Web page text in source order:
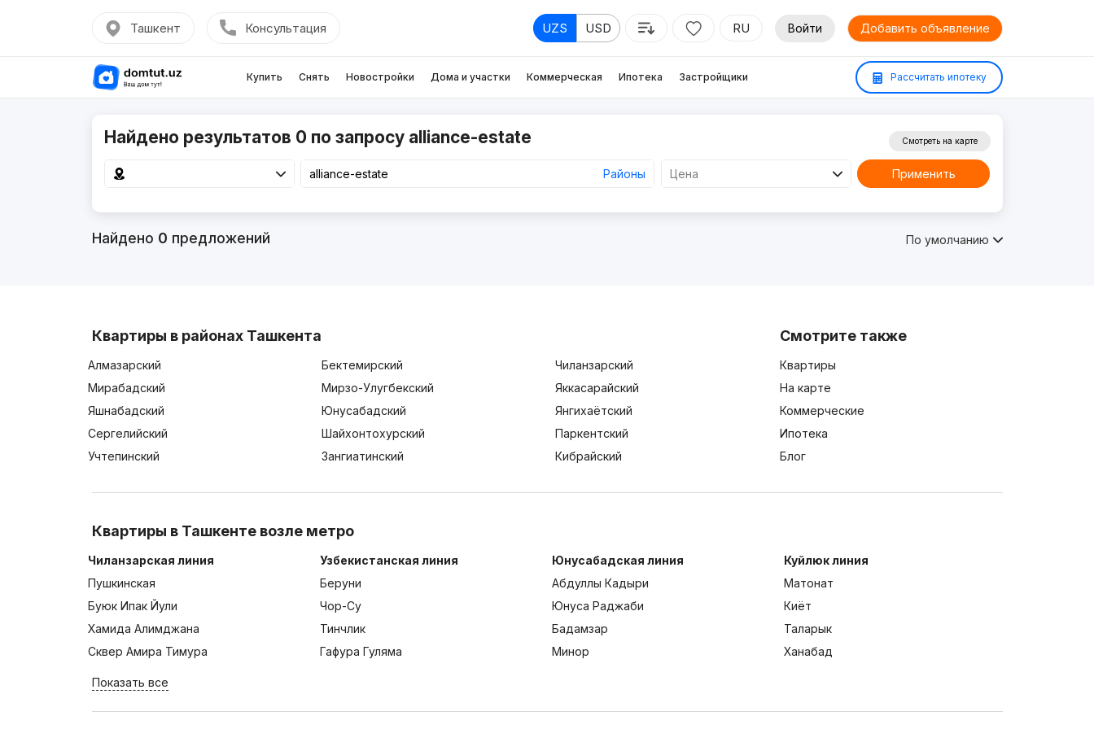
Ташкент Консультация UZS USD RU Войти Добавить объявление
Купить Снять Новостройки Дома и участки Коммерческая Ипотека Застройщики Рассчитать ипотеку
Найдено результатов 0 по запросу alliance-estate
Районы Цена
Смотреть на карте
Применить
Найдено 0 предложений По умолчанию
Квартиры в районах Ташкента
Алмазарский Бектемирский
Чиланзарский
Мирабадский
Мирзо-Улугбекский
Яккасарайский
Яшнабадский
Юнусабадский
Янгихаётский
Сергелийский
Шайхонтохурский
Паркентский
Учтепинский
Зангиатинский Кибрайский
Смотрите также
Квартиры
На карте
Коммерческие
Ипотека
Блог
Квартиры в Ташкенте возле метро
Чиланзарская линия
Пушкинская
Буюк Ипак Йули
Хамида Алимджана
Сквер Амира Тимура
Узбекистанская линия
Беруни
Чор-Су
Тинчлик
Гафура Гуляма
Юнусабадская линия
Абдуллы Кадыри
Юнуса Раджаби
Бадамзар
Минор
Куйлюк линия
Матонат
Киёт
Таларык
Ханабад
Показать все